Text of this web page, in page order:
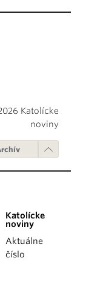
Katolícke
noviny
Katolícke
noviny
Aktuálne
číslo